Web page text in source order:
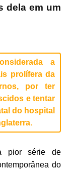
dela em um
a
prolífera da
por ter
e tentar
do hospital
pior série de
do